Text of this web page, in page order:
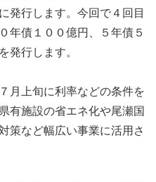
発行します。今回で４回目
年債１００億円、５年債５
発行します。
月上旬に利率などの条件を
有施設の省エネ化や尾瀬国
策など幅広い事業に活用さ